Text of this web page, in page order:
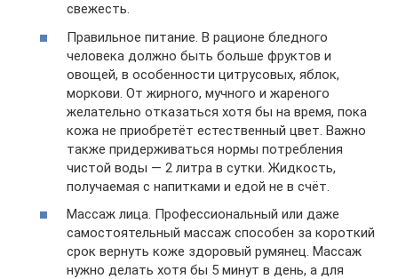
свежесть.
Правильное питание. В рационе бледного
человека должно быть больше фруктов и
овощей, в особенности цитрусовых, яблок,
моркови. От жирного, мучного и жареного
желательно отказаться хотя бы на время, пока
кожа не приобретёт естественный цвет. Важно
также придерживаться нормы потребления
чистой воды — 2 литра в сутки. Жидкость,
получаемая с напитками и едой не в счёт.
Массаж лица. Профессиональный или даже
самостоятельный массаж способен за короткий
срок вернуть коже здоровый румянец. Массаж
нужно делать хотя бы 5 минут в день, а для